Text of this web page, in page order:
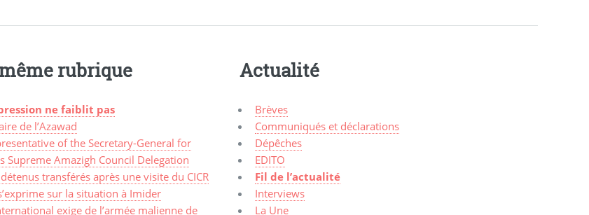
rubrique
ne faiblit pas
de l’Azawad
of the Secretary-General for
Supreme Amazigh Council Delegation
transférés après une visite du CICR
sur la situation à Imider
exige de l’armée malienne de
Actualité
Brèves
Communiqués et déclarations
Dépêches
EDITO
Fil de l’actualité
Interviews
La Une